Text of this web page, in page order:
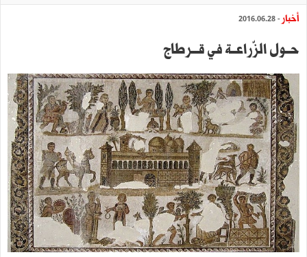
أخبار - 2016.06.28
حــول‭ ‬الزّراعــة‭ ‬في‭ ‬قـــرطاج